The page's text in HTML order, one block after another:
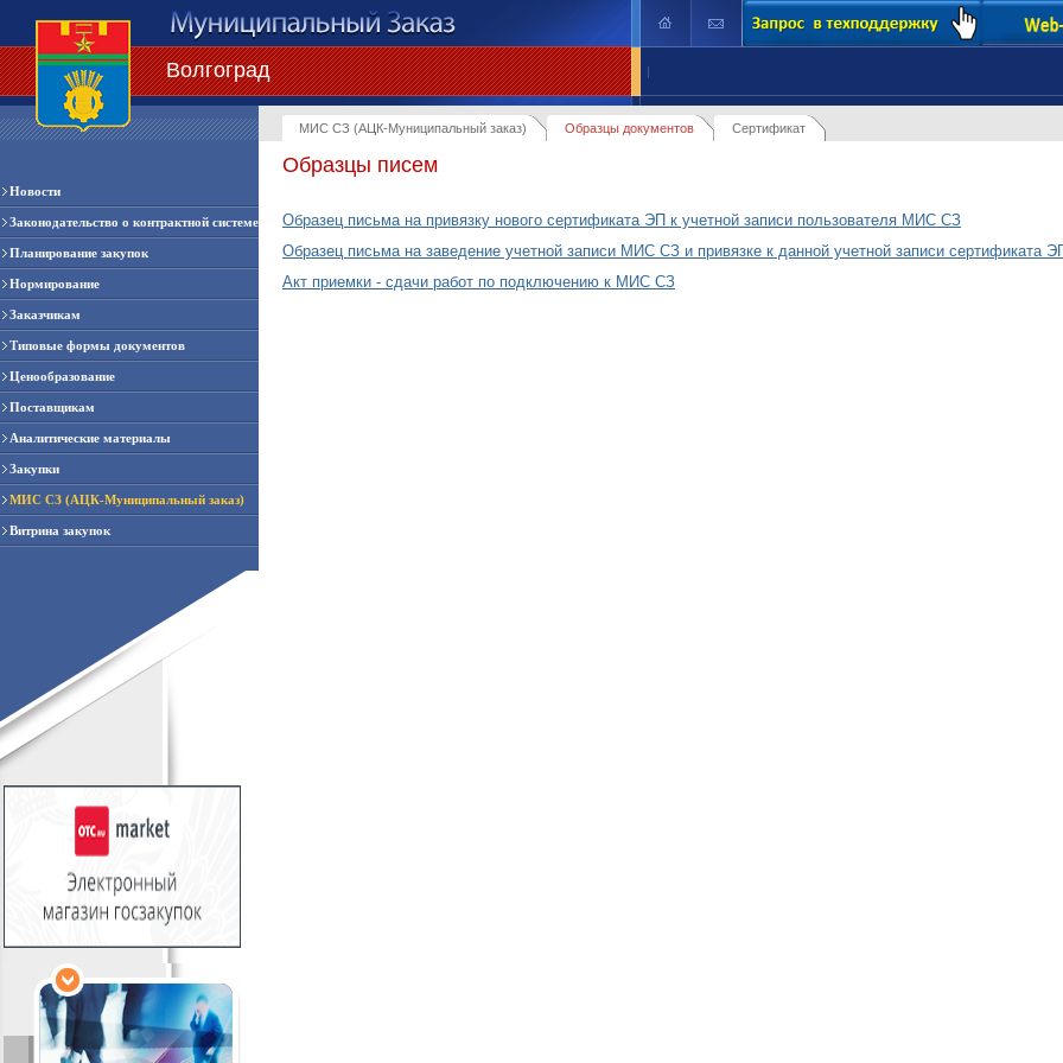
Волгоград |
Новости
Законодательство о контрактной системе
Планирование закупок
Нормирование
Заказчикам
Типовые формы документов
Ценообразование
Поставщикам
Аналитические материалы
Закупки
МИС СЗ (АЦК-Муниципальный заказ)
Витрина закупок
МИС СЗ (АЦК-Муниципальный заказ) Образцы документов Сертификат
Образцы писем
Образец письма на привязку нового сертификата ЭП к учетной записи пользователя МИС СЗ
Образец письма на заведение учетной записи МИС СЗ и привязке к данной учетной записи сертификата
Акт приемки - сдачи работ по подключению к МИС СЗ